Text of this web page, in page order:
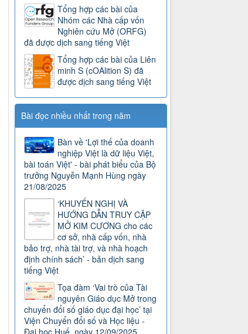
Tổng hợp các bài của
Nhóm các Nhà cấp vốn
Nghiên cứu Mở (ORFG)
đã được dịch sang tiếng Việt
Tổng hợp các bài của Liên
minh S (cOAlition S) đã
được dịch sang tiếng Việt
Bài đọc nhiều nhất trong năm
Bàn về 'Lợi thế của doanh
nghiệp Việt là dữ liệu Việt,
bài toán Việt' - bài phát biểu của Bộ
trưởng Nguyễn Mạnh Hùng ngày
21/08/2025
‘KHUYẾN NGHỊ VÀ
HƯỚNG DẪN TRUY CẬP
MỞ KIM CƯƠNG cho các
cơ sở, nhà cấp vốn, nhà
bảo trợ, nhà tài trợ, và nhà hoạch
định chính sách’ - bản dịch sang
tiếng Việt
Tọa đàm ‘Vai trò của Tài
nguyên Giáo dục Mở trong
chuyển đổi số giáo dục đại học’ tại
Viện Chuyển đổi số và Học liệu -